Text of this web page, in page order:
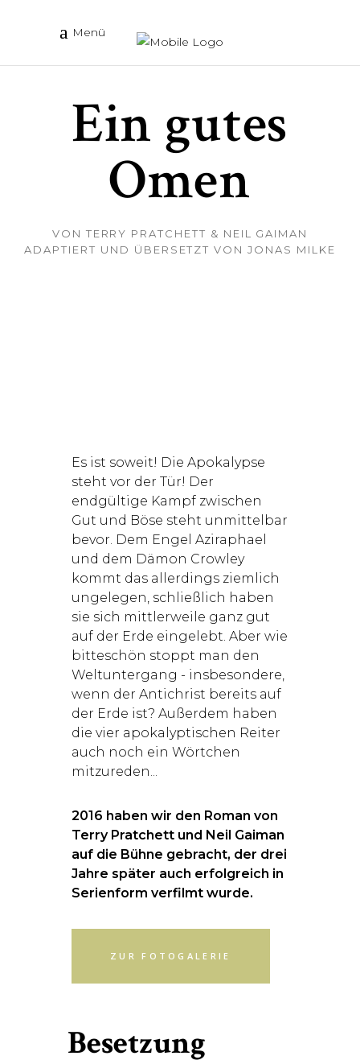
Menü
Ein gutes
Omen
VON TERRY PRATCHETT & NEIL GAIMAN
ADAPTIERT UND ÜBERSETZT VON JONAS MILKE
Es ist soweit! Die Apokalypse
steht vor der Tür! Der
endgültige Kampf zwischen
Gut und Böse steht unmittelbar
bevor. Dem Engel Aziraphael
und dem Dämon Crowley
kommt das allerdings ziemlich
ungelegen, schließlich haben
sie sich mittlerweile ganz gut
auf der Erde eingelebt. Aber wie
bitteschön stoppt man den
Weltuntergang - insbesondere,
wenn der Antichrist bereits auf
der Erde ist? Außerdem haben
die vier apokalyptischen Reiter
auch noch ein Wörtchen
mitzureden...
2016 haben wir den Roman von
Terry Pratchett und Neil Gaiman
auf die Bühne gebracht, der drei
Jahre später auch erfolgreich in
Serienform verfilmt wurde.
ZUR FOTOGALERIE
Besetzung